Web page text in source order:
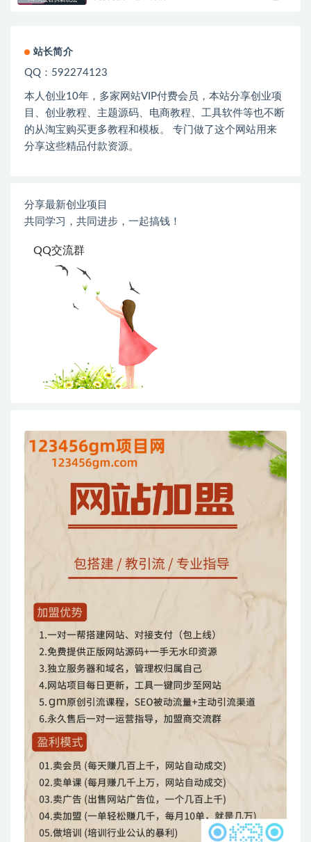
站长简介
QQ：592274123
本人创业10年，多家网站VIP付费会员，本站分享创业项
目、创业教程、主题源码、电商教程、工具软件等也不断
的从淘宝购买更多教程和模板。 专门做了这个网站用来
分享这些精品付款资源。
分享最新创业项目
共同学习，共同进步，一起搞钱！
QQ交流群